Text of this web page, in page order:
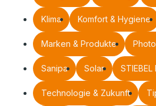
Klima Komfort & Hygiene
Marken & Produkte
Sanipa Solar STIEBEL
Technologie & Zukunft